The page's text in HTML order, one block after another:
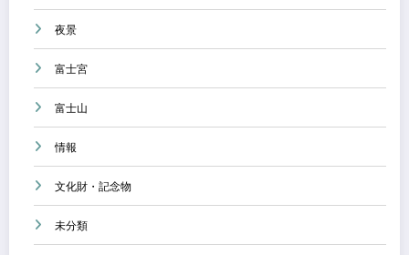
夜景
富士宮
富士山
情報
文化財・記念物
未分類